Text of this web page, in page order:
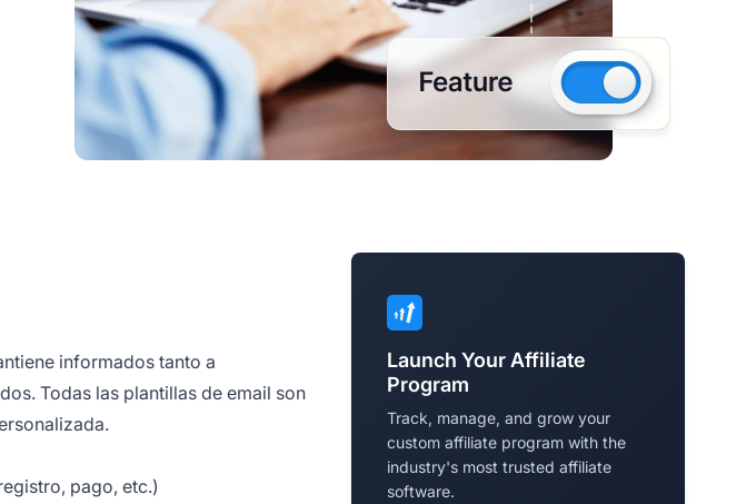
informados tanto a
Todas las plantillas de email son
pago, etc.)
Launch Your Affiliate
Program
Track, manage, and grow your
custom affiliate program with the
industry's most trusted affiliate
software.